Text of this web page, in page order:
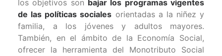
los objetivos son bajar los programas vigentes
de las políticas sociales orientadas a la niñez y
familia, a los jóvenes y adultos mayores.
También, en el ámbito de la Economía Social,
ofrecer la herramienta del Monotributo Social